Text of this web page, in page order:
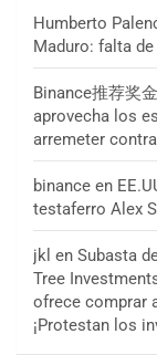
Humberto
Maduro: falta
Binance推荐奖金
aprovecha los
arremeter
binance en
testaferro Alex
jkl en Subasta
Tree
ofrece comprar
¡Protestan los